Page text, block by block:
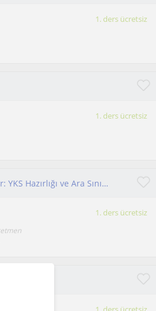
1. ders ücretsiz
1. ders ücretsiz
Profesyonel Kimya Öğretmeninden Özel Dersler: YKS Hazırlığı ve Ara Sınıflara Yardım
1. ders ücretsiz